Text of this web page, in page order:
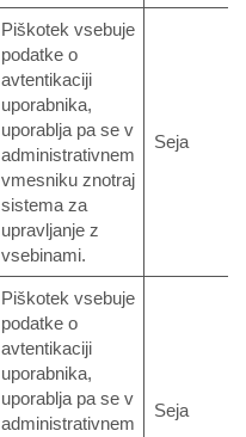
Piškotek vsebuje
podatke o
avtentikaciji
uporabnika,
uporablja pa se v
administrativnem
vmesniku znotraj
sistema za
upravljanje z
vsebinami.
Seja
Piškotek vsebuje
podatke o
avtentikaciji
uporabnika,
uporablja pa se v
administrativnem
Seja